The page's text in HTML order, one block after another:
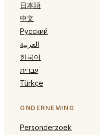
日本語
中文
Русский
العربية
한국어
עברית
Türkçe
ONDERNEMING
Personderzoek